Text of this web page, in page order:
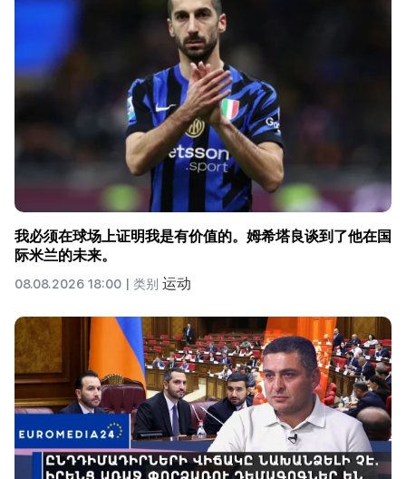
我必须在球场上证明我是有价值的。姆希塔良谈到了他在国
际米兰的未来。
08.08.2026 18:00 | 类别 运动